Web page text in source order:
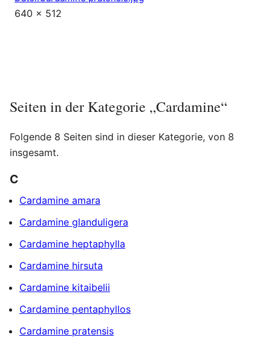
640 × 512
Seiten in der Kategorie „Cardamine“
Folgende 8 Seiten sind in dieser Kategorie, von 8
insgesamt.
C
Cardamine amara
Cardamine glanduligera
Cardamine heptaphylla
Cardamine hirsuta
Cardamine kitaibelii
Cardamine pentaphyllos
Cardamine pratensis